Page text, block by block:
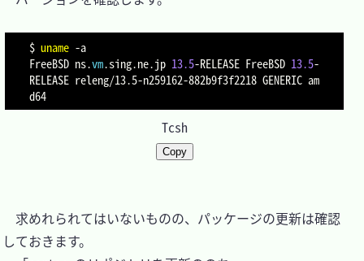
$ uname -a
FreeBSD ns.vm.sing.ne.jp 13.5-RELEASE FreeBSD 13.5-
RELEASE releng/13.5-n259162-882b9f3f2218 GENERIC am
Tcsh
Copy
求めれられてはいないものの、パッケージの更新は確認
しておきます。